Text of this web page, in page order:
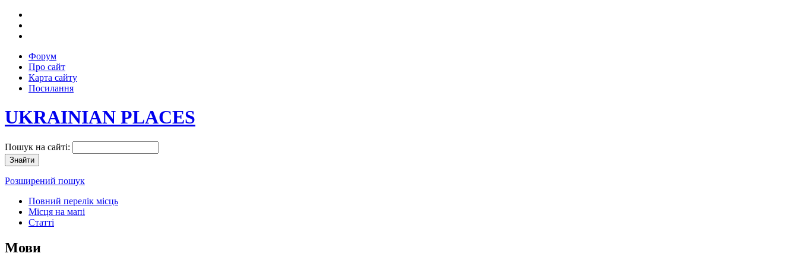
Форум
Про сайт
Карта сайту
Посилання
UKRAINIAN PLACES
Пошук на сайті:
Розширений пошук
Повний перелік місць
Місця на мапі
Статті
Мови